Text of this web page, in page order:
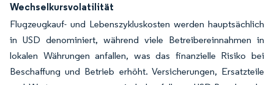
Wechselkursvolatilität
Flugzeugkauf- und Lebenszykluskosten werden hauptsächlich
in USD denominiert, während viele Betreibereinnahmen in
lokalen Währungen anfallen, was das finanzielle Risiko bei
Beschaffung und Betrieb erhöht. Versicherungen, Ersatzteile